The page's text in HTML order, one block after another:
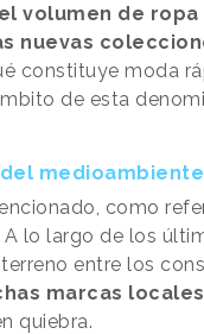
el volumen de
nuevas
constituye moda
de esta
como
lo largo de los
entre los
marcas locales
quiebra.